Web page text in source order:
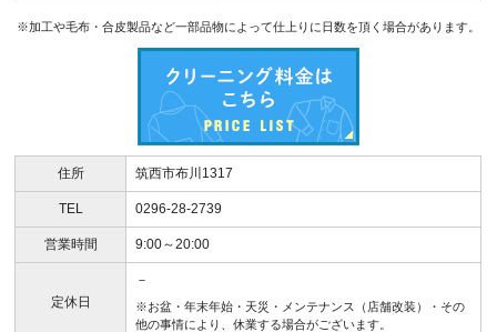
※加工や毛布・合皮製品など一部品物によって仕上りに日数を頂く場合があります。
住所 筑西市布川1317
TEL 0296-28-2739
営業時間 9:00～20:00
定休日
－
※お盆・年末年始・天災・メンテナンス（店舗改装）・その
他の事情により、休業する場合がございます。